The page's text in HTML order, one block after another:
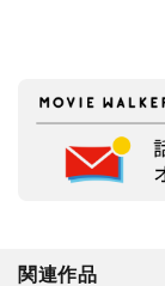
関連作品